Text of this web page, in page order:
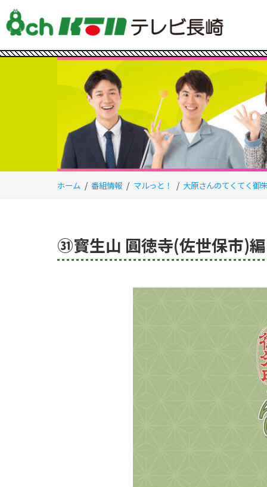
ホーム 番組情報 マルっと！ 大原さんのてくてく御
㉛寳生山 圓徳寺(佐世保市)編